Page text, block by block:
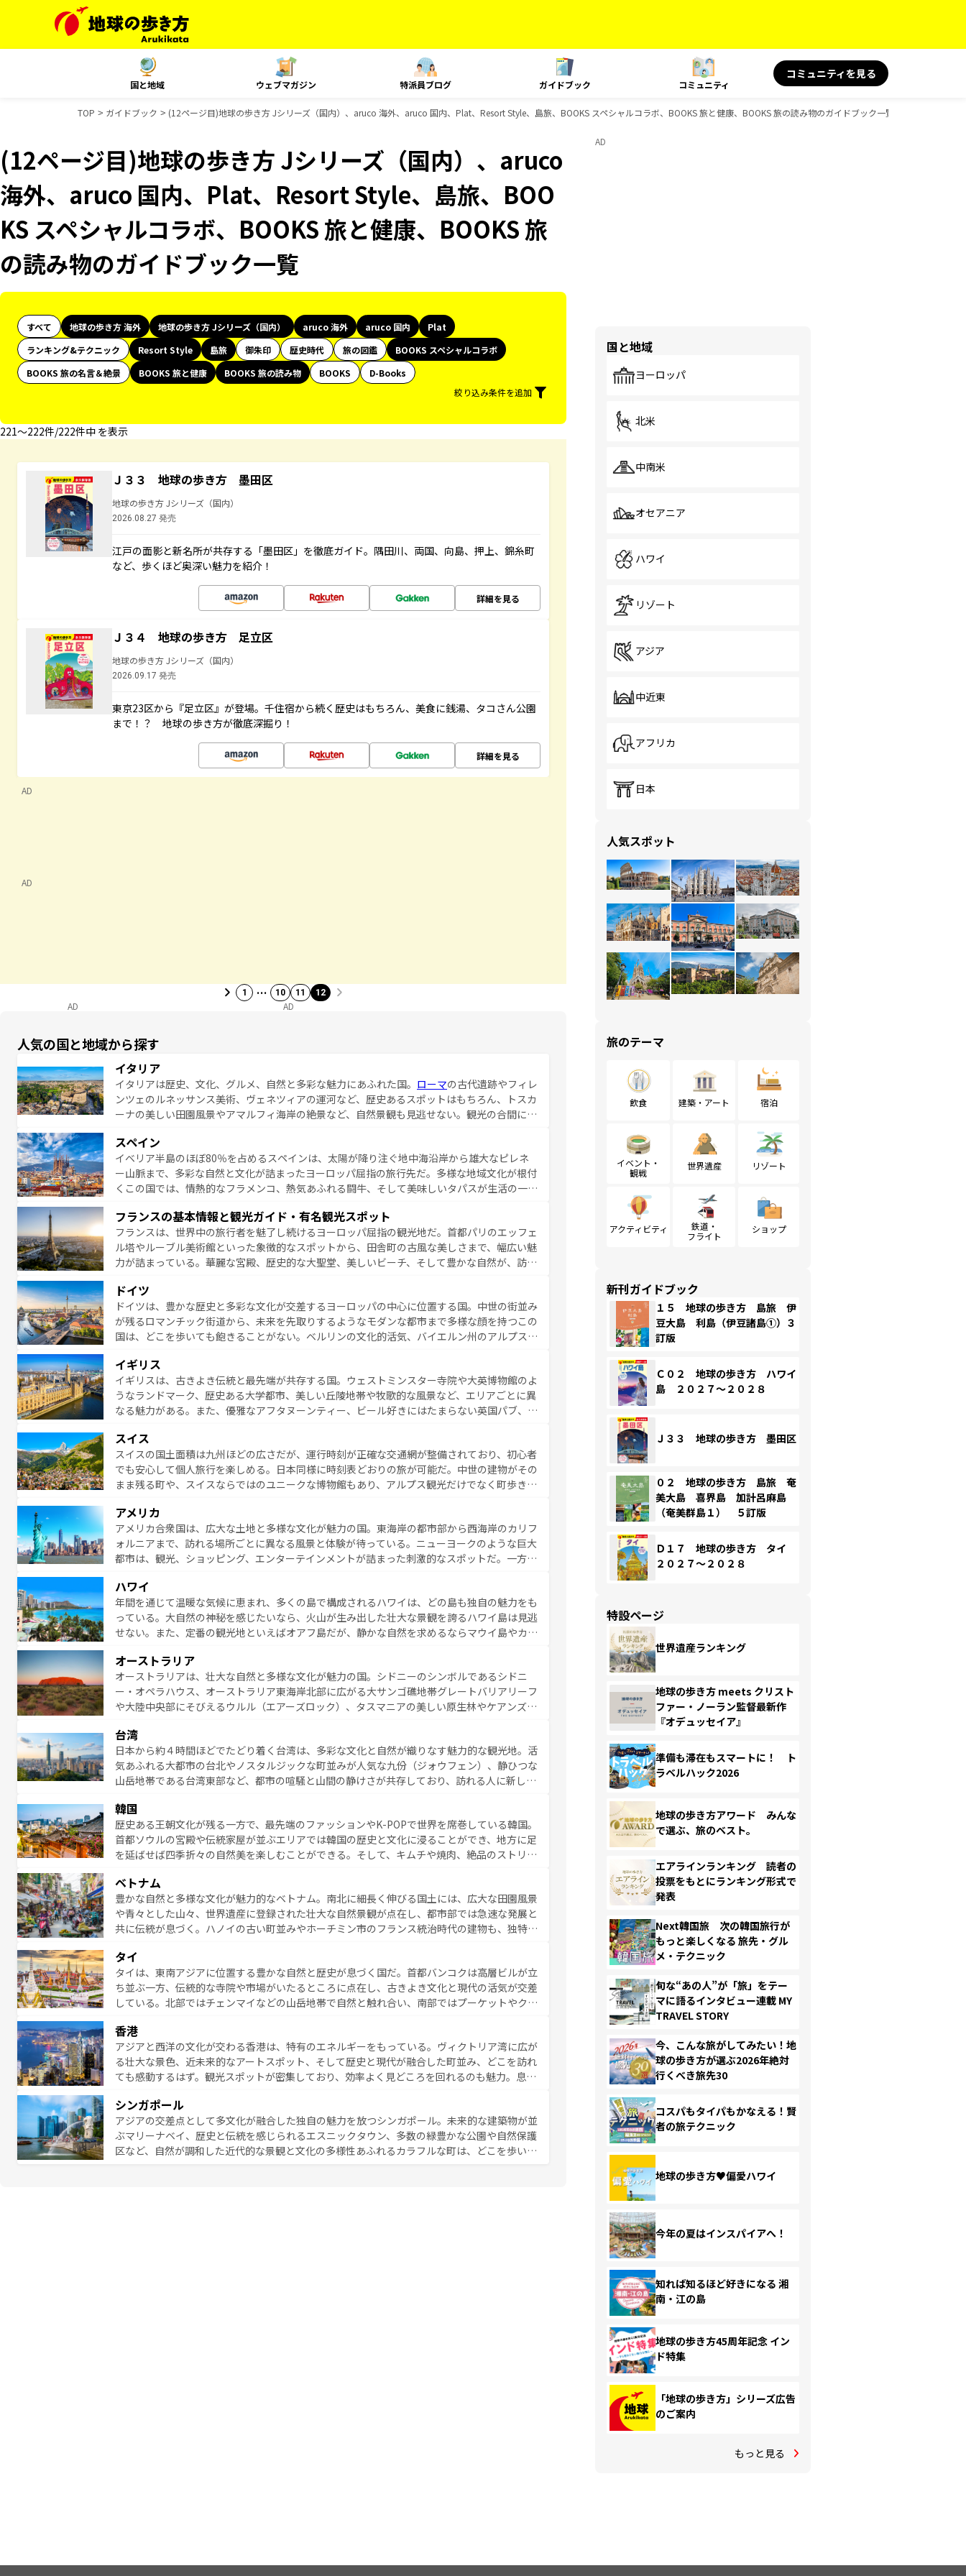
国と地域 ウェブマガジン 特派員ブログ ガイドブック コミュニティ
コミュニティを見る
TOP ガイドブック (12ページ目)地球の歩き方 Jシリーズ（国内）、aruco 海外、aruco 国内、Plat、Resort Style、島旅、BOOKS スペシャルコラボ、BOOKS 旅と健康、BOOKS 旅の読み物のガイドブック一覧
(12ページ目)地球の歩き方 Jシリーズ（国内）、aruco
海外、aruco 国内、Plat、Resort Style、島旅、BOO
KS スペシャルコラボ、BOOKS 旅と健康、BOOKS 旅
の読み物のガイドブック一覧
すべて 地球の歩き方 海外 地球の歩き方 Jシリーズ（国内） aruco 海外 aruco 国内
Plat
ランキング&テクニック
Resort Style 島旅 御朱印 歴史時代 旅の図鑑
BOOKS スペシャルコラボ
BOOKS 旅の名言＆絶景
BOOKS 旅と健康 BOOKS 旅の読み物 BOOKS
D-Books
絞り込み条件を追加
221〜222件/222件中 を表示
Ｊ３３ 地球の歩き方 墨田区
地球の歩き方 Jシリーズ（国内）
2026.08.27 発売
江戸の面影と新名所が共存する「墨田区」を徹底ガイド。隅田川、両国、向島、押上、錦糸町
など、歩くほど奥深い魅力を紹介！
詳細を見る
Ｊ３４ 地球の歩き方 足立区
地球の歩き方 Jシリーズ（国内）
2026.09.17 発売
東京23区から『足立区』が登場。千住宿から続く歴史はもちろん、美食に銭湯、タコさん公園
まで！？ 地球の歩き方が徹底深掘り！
詳細を見る
AD
AD
1 … 10 11 12
AD AD
人気の国と地域から探す
イタリア
イタリアは歴史、文化、グルメ、自然と多彩な魅力にあふれた国。 ローマの古代遺跡やフィレ
ンツェのルネッサンス美術、ヴェネツィアの運河など、歴史あるスポットはもちろん、トスカ
ーナの美しい田園風景やアマルフィ海岸の絶景など、自然景観も見逃せない。観光の合間に
夜眠るまで、すべての瞬間を楽しませてくれるイタリアで、忘れられない旅をしてみよう！
なお、新着のイタリア情報はコンテンツ一覧を参照してほしい。
スペイン
イベリア半島のほぼ80％を占めるスペインは、太陽が降り注ぐ地中海沿岸から雄大なピレネ
ー山脈まで、多彩な自然と文化が詰まったヨーロッパ屈指の旅行先だ。多様な地域文化が根付
くこの国では、情熱的なフラメンコ、熱気あふれる闘牛、そして美味しいタパスが生活の一部
ら、地方では古代ローマ遺跡や中世の城塞都市、穏やかなビーチリゾートまで多彩な表情を見
せる。地方によって風土や気候が異なるスペインはその個性で訪れる人を魅了する。 なお、
新着のスペイン情報はコンテンツ一覧を参照してほしい。
フランスの基本情報と観光ガイド・有名観光スポット
フランスは、世界中の旅行者を魅了し続けるヨーロッパ屈指の観光地だ。首都パリのエッフェ
ル塔やルーブル美術館といった象徴的なスポットから、田舎町の古風な美しさまで、幅広い魅
力が詰まっている。華麗な宮殿、歴史的な大聖堂、美しいビーチ、そして豊かな自然が、訪れ
無形文化遺産にも登録されている。シャンパンの発祥地であるランス、プロヴァンスの香り高
いラベンダー畑など、多彩な楽しみ方が可能だ。さらに、パリ以外の地域にも魅力が溢れてお
り、どの街角にも豊かな歴史と文化が息づいている。パリ以外の個性あふれる地方に足を運ぶ
とそれぞれで全く異なる文化を体験できるだろう。 なお、新着のフランス情報はコンテンツ
ドイツ
ドイツは、豊かな歴史と多彩な文化が交差するヨーロッパの中心に位置する国。中世の街並み
が残るロマンチック街道から、未来を先取りするようなモダンな都市まで多様な顔を持つこの
国は、どこを歩いても飽きることがない。ベルリンの文化的活気、バイエルン州のアルプスの
ら地元の人と過ごす楽しい時間は、お酒好きな人にはぜひ体験してほしい。 なお、新着のド
イツ情報はコンテンツ一覧を参照してほしい。
イギリス
イギリスは、古きよき伝統と最先端が共存する国。ウェストミンスター寺院や大英博物館のよ
うなランドマーク、歴史ある大学都市、美しい丘陵地帯や牧歌的な風景など、エリアごとに異
なる魅力がある。また、優雅なアフタヌーンティー、ビール好きにはたまらない英国パブ、サ
お、新着のイギリス情報は
スイス
スイスの国土面積は九州ほどの広さだが、運行時刻が正確な交通網が整備されており、初心者
でも安心して個人旅行を楽しめる。日本同様に時刻表どおりの旅が可能だ。中世の建物がその
まま残る町や、スイスならではのユニークな博物館もあり、アルプス観光だけでなく町歩きも
ービスもあり、うまく活用すれば市内交通費無料で観光を楽しむこともできる。 なお、新着
のスイス情報はコンテンツ一覧 を参照してほしい。
アメリカ
アメリカ合衆国は、広大な土地と多様な文化が魅力の国。東海岸の都市部から西海岸のカリフ
ォルニアまで、訪れる場所ごとに異なる風景と体験が待っている。ニューヨークのような巨大
都市は、観光、ショッピング、エンターテインメントが詰まった刺激的なスポットだ。一方、
絶景が堪能できる。さらに、南部のニューオーリンズでは、音楽と美食が融合した独特の文化
が魅力。旅行者はアメリカの各地域で異なる魅力を楽しみながら、その多様性と豊かな歴史を
感じることができるだろう。車でのロードトリップや列車の旅も、アメリカならではの贅沢な
旅のスタイルだ。 なお、新着のアメリカ情報はコンテンツ一覧を参照してほしい。
ハワイ
年間を通じて温暖な気候に恵まれ、多くの島で構成されるハワイは、どの島も独自の魅力をも
っている。大自然の神秘を感じたいなら、火山が生み出した壮大な景観を誇るハワイ島は見逃
せない。また、定番の観光地といえばオアフ島だが、静かな自然を求めるならマウイ島やカウ
る。「アロハスピリット」と呼ばれるおもてなしの心で訪れる人々を迎えてくれるハワイの
人々、おいしいローカルフードやハワイアンミュージック、伝統的なフラダンスなど、すべて
がハワイの魅力を彩っている。訪れるたびに新しい発見と感動が待っているハワイを、存分に
味わってほしい。 なお、新着のハワイ情報はコンテンツ一覧を参照してほしい。
オーストラリア
オーストラリアは、壮大な自然と多様な文化が魅力の国。シドニーのシンボルであるシドニ
ー・オペラハウス、オーストラリア東海岸北部に広がる大サンゴ礁地帯グレートバリアリーフ
や大陸中央部にそびえるウルル（エアーズロック）、タスマニアの美しい原生林やケアンズの
豊かで、美味しいものであふれている。アクティビティも充実しており、サーフィンやダイビ
ング、ハイキングなど、アウトドア好きにはたまらない。オーストラリアの多彩な魅力を存分
に味わいつくそう。 なお、新着のオーストラリア情報はコンテンツ一覧を参照してほしい。
台湾
日本から約４時間ほどでたどり着く台湾は、多彩な文化と自然が織りなす魅力的な観光地。活
気あふれる大都市の台北やノスタルジックな町並みが人気な九份（ジォウフェン）、静ひつな
山岳地帯である台湾東部など、都市の喧騒と山間の静けさが共存しており、訪れる人に新しい
から高級料理、ヘルシーで美容にもいいと評判のスイーツなど、バラエティ豊かな料理が味わ
える。 なお、新着の台湾情報はコンテンツ一覧を参照してほしい。
韓国
歴史ある王朝文化が残る一方で、最先端のファッションやK-POPで世界を席巻している韓国。
首都ソウルの宮殿や伝統家屋が並ぶエリアでは韓国の歴史と文化に浸ることができ、地方に足
を延ばせば四季折々の自然美を楽しむことができる。そして、キムチや焼肉、絶品のストリー
能できる。あたたかいホスピタリティに包まれながら、韓国の多彩な魅力を心ゆくまで味わっ
てみてほしい。 なお、新着の韓国情報はコンテンツ一覧を参照してほしい。
ベトナム
豊かな自然と多様な文化が魅力的なベトナム。南北に細長く伸びる国土には、広大な田園風景
や青々とした山々、世界遺産に登録された壮大な自然景観が点在し、都市部では急速な発展と
共に伝統が息づく。ハノイの古い町並みやホーチミン市のフランス統治時代の建物も、独特の
まないベトナム料理も魅力のひとつ。フォーやバインミー、ベトナムコーヒーなどは、ぜひ現
地で味わいたい。どの地域を訪れてもあたたかい人々が旅行者を迎えてくれるので、きっと忘
れられない旅になるはずだ。 なお、新着のベトナム情報はコンテンツ一覧を参照してほし
い。
タイ
タイは、東南アジアに位置する豊かな自然と歴史が息づく国だ。首都バンコクは高層ビルが立
ち並ぶ一方、伝統的な寺院や市場がいたるところに点在し、古きよき文化と現代の活気が交差
している。北部ではチェンマイなどの山岳地帯で自然と触れ合い、南部ではプーケットやクラ
ら高級レストランまで味覚を刺激する。気候は一年中温暖で、どの季節にも異なる楽しみが待
っている。親しみやすいタイの人々、仏教を中心とした文化、そして多様な観光資源が、訪れ
る旅人を魅了し続ける。 なお、新着のタイ情報はコンテンツ一覧を参照してほしい。
香港
アジアと西洋の文化が交わる香港は、特有のエネルギーをもっている。ヴィクトリア湾に広が
る壮大な景色、近未来的なアートスポット、そして歴史と現代が融合した町並み、どこを訪れ
ても感動するはず。観光スポットが密集しており、効率よく見どころを回れるのも魅力。息を
報はコンテンツ一覧
シンガポール
アジアの交差点として多文化が融合した独自の魅力を放つシンガポール。未来的な建築物が並
ぶマリーナベイ、歴史と伝統を感じられるエスニックタウン、多数の緑豊かな公園や自然保護
区など、自然が調和した近代的な景観と文化の多様性あふれるカラフルな町は、どこを歩いて
AD
国と地域
ヨーロッパ
北米
中南米
オセアニア
ハワイ
リゾート
アジア
中近東
アフリカ
日本
人気スポット
旅のテーマ
飲食 建築・アート 宿泊
イベント・
観戦
世界遺産 リゾート
アクティビティ
鉄道・
フライト
ショップ
新刊ガイドブック
１５ 地球の歩き方 島旅 伊
豆大島 利島（伊豆諸島①）３
訂版
Ｃ０２ 地球の歩き方 ハワイ
島 ２０２７～２０２８
Ｊ３３ 地球の歩き方 墨田区
０２ 地球の歩き方 島旅 奄
美大島 喜界島 加計呂麻島
（奄美群島１） ５訂版
Ｄ１７ 地球の歩き方 タイ
２０２７～２０２８
特設ページ
世界遺産ランキング
地球の歩き方 meets クリスト
ファー・ノーラン監督最新作
『オデュッセイア』
準備も滞在もスマートに！ ト
ラベルハック2026
地球の歩き方アワード みんな
で選ぶ、旅のベスト。
エアラインランキング 読者の
投票をもとにランキング形式で
発表
Next韓国旅 次の韓国旅行が
もっと楽しくなる 旅先・グル
メ・テクニック
旬な“あの人”が「旅」をテー
マに語るインタビュー連載 MY
TRAVEL STORY
今、こんな旅がしてみたい！地
球の歩き方が選ぶ2026年絶対
行くべき旅先30
コスパもタイパもかなえる！賢
者の旅テクニック
地球の歩き方♥偏愛ハワイ
今年の夏はインスパイアへ！
知れば知るほど好きになる 湘
南・江の島
地球の歩き方45周年記念 イン
ド特集
「地球の歩き方」シリーズ広告
のご案内
もっと見る